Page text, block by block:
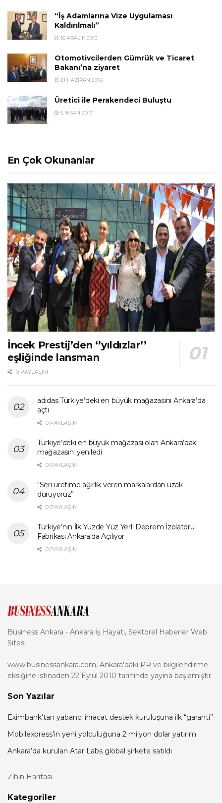
“İş Adamlarına Vize Uygulaması
Kaldırılmalı”
16 ARALIK 2013
Otomotivcilerden Gümrük ve Ticaret
Bakanı’na ziyaret
21 HAZIRAN 2016
Üretici ile Perakendeci Buluştu
5 NISAN 2013
En Çok Okunanlar
İncek Prestij’den ‘’yıldızlar’’
eşliğinde lansman
0 PAYLAŞIM
adidas Türkiye’deki en büyük mağazasını Ankara’da
açtı
0 PAYLAŞIM
Türkiye’deki en büyük mağazası olan Ankara’daki
mağazasını yeniledi
0 PAYLAŞIM
“Seri üretime ağırlık veren markalardan uzak
duruyoruz”
0 PAYLAŞIM
Türkiye’nin İlk Yüzde Yüz Yerli Deprem İzolatörü
Fabrikası Ankara’da Açılıyor
0 PAYLAŞIM
Business Ankara - Ankara İş Hayatı, Sektörel Haberler Web
Sitesi
www.businessankara.com, Ankara'daki PR ve bilgilendirme
eksiğine istinaden 22 Eylül 2010 tarihinde yayına başlamıştır.
Son Yazılar
Eximbank’tan yabancı ihracat destek kuruluşuna ilk “garanti”
Mobilexpress’in yeni yolculuğuna 2 milyon dolar yatırım
Ankara’da kurulan Atar Labs global şirkete satıldı
Zihin Haritası
Kategoriler